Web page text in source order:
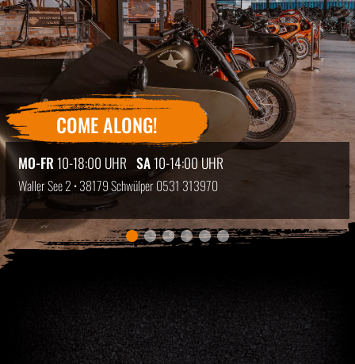
COME ALONG!
MO-FR10-18:00 UHRSA10-14:00 UHR
Waller See 2 • 38179 Schwülper0531 313970